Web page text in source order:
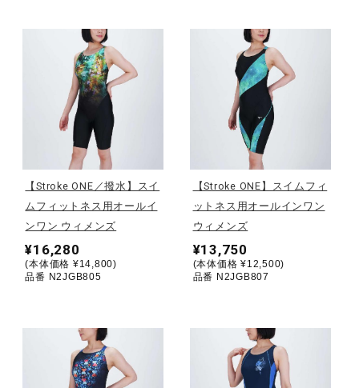
健康／エクササイズ
ジュニア／キッズ
メディカル
コラボ／ライセンス
セール
サポート
【Stroke ONE／撥水】スイ
ムフィットネス用オールイ
ンワン ウィメンズ
¥16,280
(本体価格 ¥14,800)
品番 N2JGB805
【Stroke ONE】スイムフィ
ットネス用オールインワン
ウィメンズ
¥13,750
(本体価格 ¥12,500)
品番 N2JGB807